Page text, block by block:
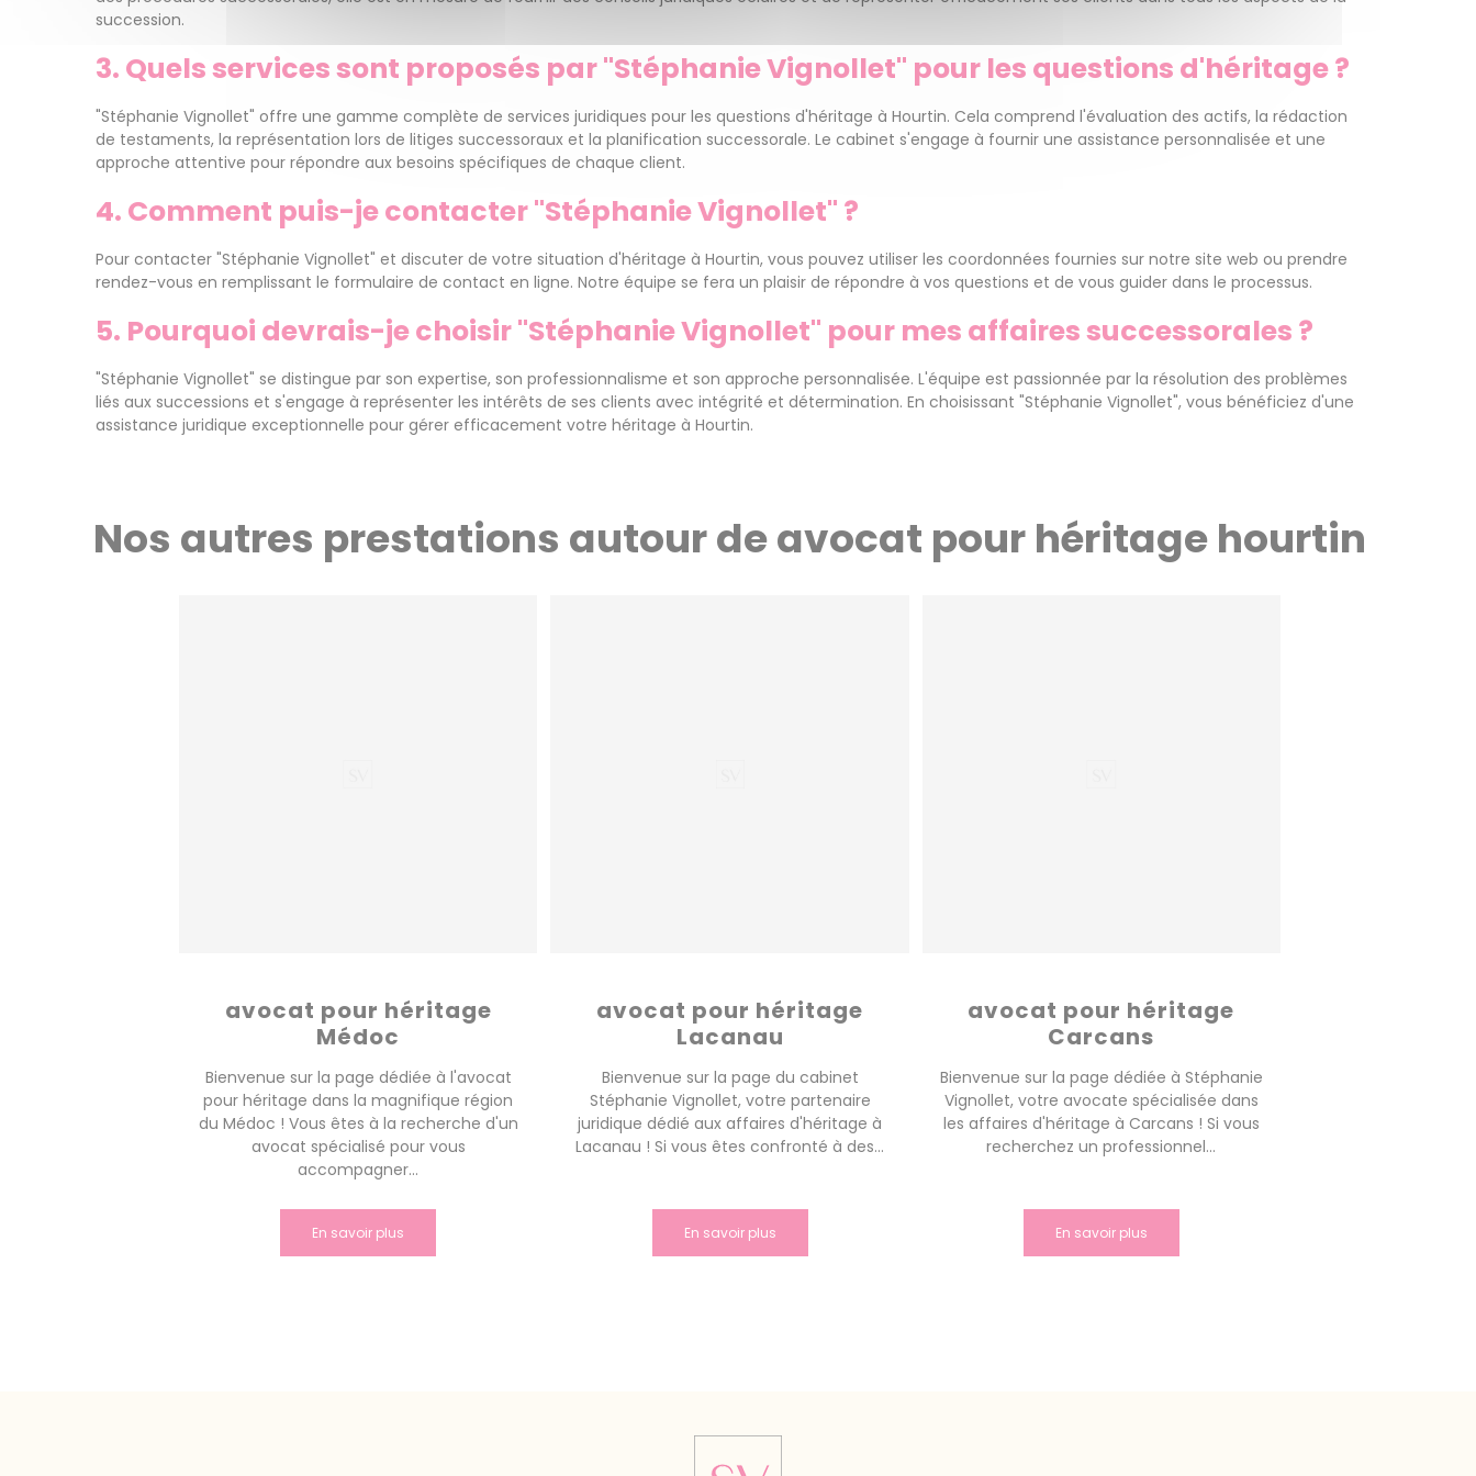
succession.
3. Quels services sont proposés par "Stéphanie Vignollet" pour les questions d'héritage ?
"Stéphanie Vignollet" offre une gamme complète de services juridiques pour les questions d'héritage à Hourtin. Cela comprend l'évaluation des actifs, la rédaction
de testaments, la représentation lors de litiges successoraux et la planification successorale. Le cabinet s'engage à fournir une assistance personnalisée et une
approche attentive pour répondre aux besoins spécifiques de chaque client.
4. Comment puis-je contacter "Stéphanie Vignollet" ?
Pour contacter "Stéphanie Vignollet" et discuter de votre situation d'héritage à Hourtin, vous pouvez utiliser les coordonnées fournies sur notre site web ou prendre
rendez-vous en remplissant le formulaire de contact en ligne. Notre équipe se fera un plaisir de répondre à vos questions et de vous guider dans le processus.
5. Pourquoi devrais-je choisir "Stéphanie Vignollet" pour mes affaires successorales ?
"Stéphanie Vignollet" se distingue par son expertise, son professionnalisme et son approche personnalisée. L'équipe est passionnée par la résolution des problèmes
liés aux successions et s'engage à représenter les intérêts de ses clients avec intégrité et détermination. En choisissant "Stéphanie Vignollet", vous bénéficiez d'une
assistance juridique exceptionnelle pour gérer efficacement votre héritage à Hourtin.
Nos autres prestations autour de avocat pour héritage hourtin
avocat pour héritage
Médoc
Bienvenue sur la page dédiée à l'avocat
pour héritage dans la magnifique région
du Médoc ! Vous êtes à la recherche d'un
avocat spécialisé pour vous
accompagner...
En savoir plus
avocat pour héritage
Lacanau
Bienvenue sur la page du cabinet
Stéphanie Vignollet, votre partenaire
juridique dédié aux affaires d'héritage à
Lacanau ! Si vous êtes confronté à des...
En savoir plus
avocat pour héritage
Carcans
Bienvenue sur la page dédiée à Stéphanie
Vignollet, votre avocate spécialisée dans
les affaires d'héritage à Carcans ! Si vous
recherchez un professionnel...
En savoir plus